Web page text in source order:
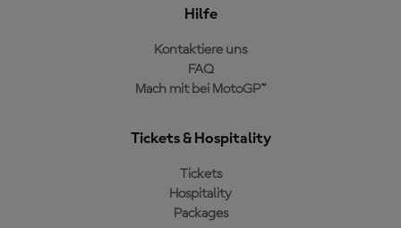
Hilfe
Kontaktiere uns
FAQ
Mach mit bei MotoGP™
Tickets & Hospitality
Tickets
Hospitality
Packages